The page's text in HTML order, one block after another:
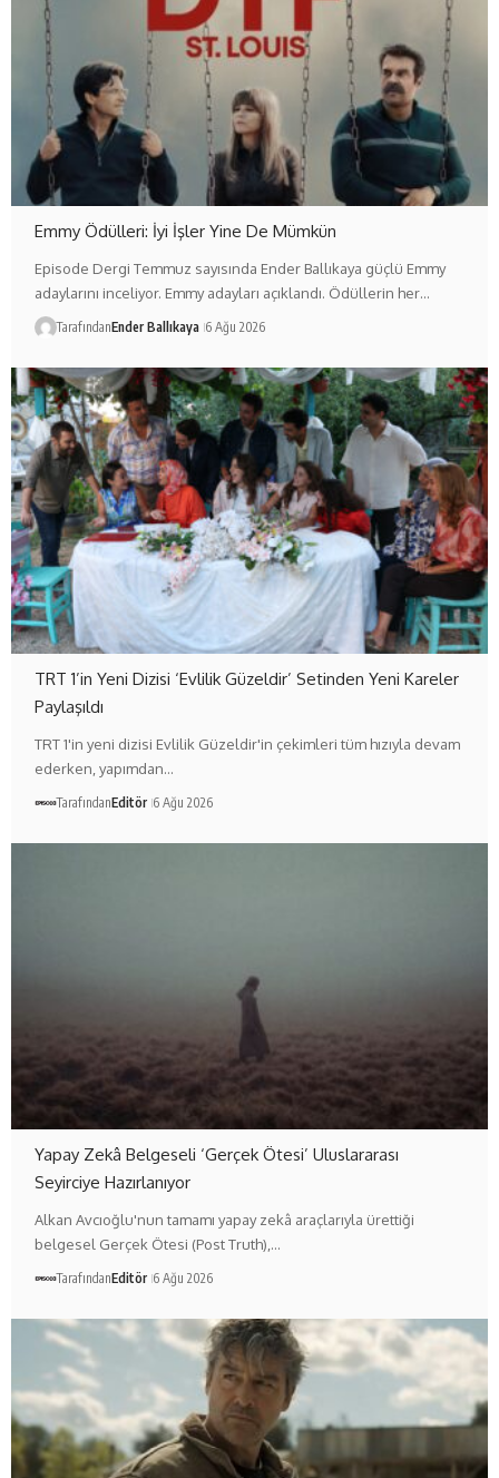
Emmy Ödülleri: İyi İşler Yine De Mümkün
Episode Dergi Temmuz sayısında Ender Ballıkaya güçlü Emmy
adaylarını inceliyor. Emmy adayları açıklandı. Ödüllerin her…
TarafındanEnder Ballıkaya 6 Ağu 2026
TRT 1’in Yeni Dizisi ‘Evlilik Güzeldir’ Setinden Yeni Kareler
Paylaşıldı
TRT 1'in yeni dizisi Evlilik Güzeldir'in çekimleri tüm hızıyla devam
ederken, yapımdan…
TarafındanEditör 6 Ağu 2026
Yapay Zekâ Belgeseli ‘Gerçek Ötesi’ Uluslararası
Seyirciye Hazırlanıyor
Alkan Avcıoğlu'nun tamamı yapay zekâ araçlarıyla ürettiği
belgesel Gerçek Ötesi (Post Truth),…
TarafındanEditör 6 Ağu 2026